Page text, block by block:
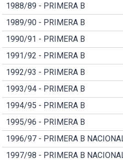
1988/89 - PRIMERA B
1989/90 - PRIMERA B
1990/91 - PRIMERA B
1991/92 - PRIMERA B
1992/93 - PRIMERA B
1993/94 - PRIMERA B
1994/95 - PRIMERA B
1995/96 - PRIMERA B
1996/97 - PRIMERA B
1997/98 - PRIMERA B